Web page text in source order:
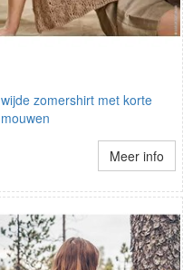
wijde zomershirt met korte
mouwen
Meer info